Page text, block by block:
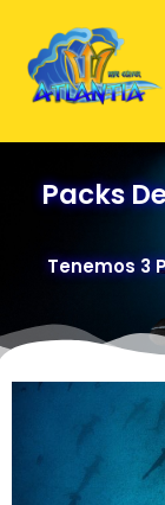
Packs
Tenemos 3